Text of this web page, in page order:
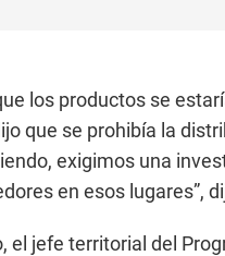
los productos se
que se prohibía la
exigimos una
en esos lugares”,
el jefe territorial del